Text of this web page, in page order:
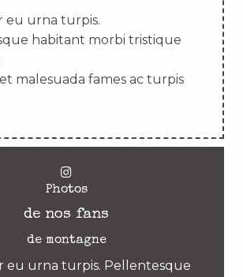
eu urna turpis.
habitant morbi tristique
malesuada fames ac turpis
Photos
de nos fans
de montagne
eu urna turpis. Pellentesque